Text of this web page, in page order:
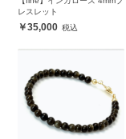
レスレット
35,000